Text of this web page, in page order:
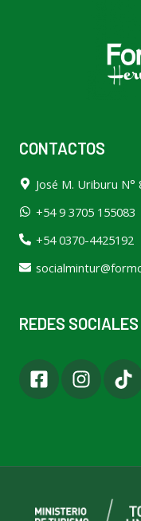
CONTACTOS
José M. Uriburu
+54 9 3705 155083
+54 0370-4425192
REDES SOCIALES